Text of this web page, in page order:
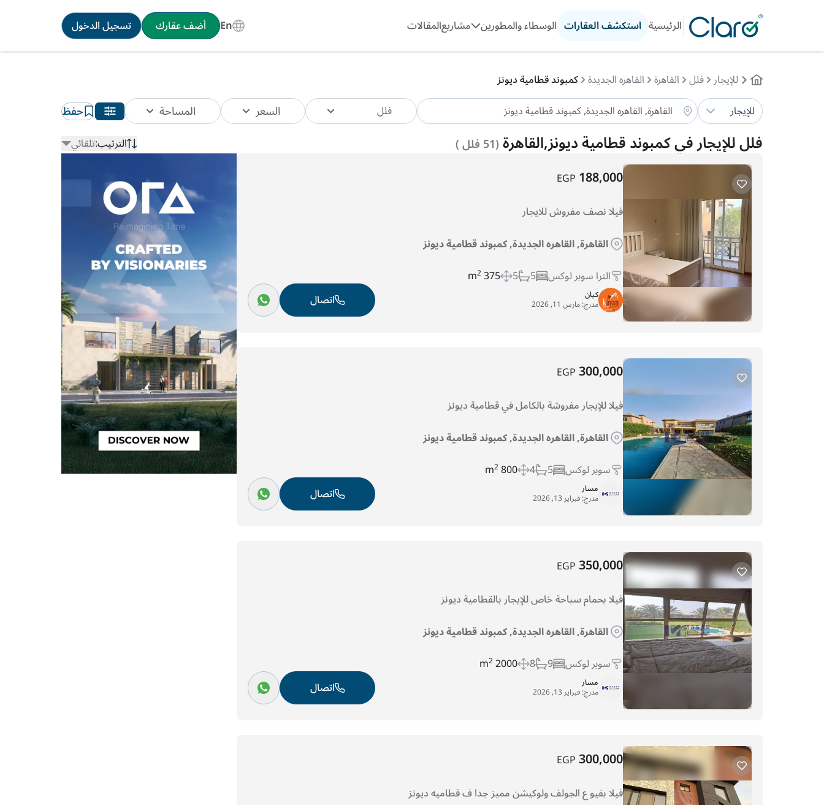
الرئيسية استكشف العقارات الوسطاء والمطورين مشاريعالمقالات En أضف عقارك تسجيل الدخول
للإيجار فلل القاهرة القاهره الجديدة كمبوند قطامية ديونز
للإيجار
فلل السعر المساحة حفظ
فلل للإيجار في كمبوند قطامية ديونز,القاهرة(51 فلل ) الترتيب:تلقائي
188,000
EGP
فيلا نصف مفروش للايجار
القاهرة, القاهره الجديدة, كمبوند قطامية ديونز
الترا سوبر لوكس 5
5
375 m
2
كيان
مدرج:مارس 11, 2026 اتصال
300,000
EGP
فيلا للإيجار مفروشة بالكامل في قطامية ديونز
القاهرة, القاهره الجديدة, كمبوند قطامية ديونز
سوبر لوكس 5
4
800 m
2
مسار
مدرج:فبراير 13, 2026 اتصال
350,000
EGP
فيلا بحمام سباحة خاص للإيجار بالقطامية ديونز
القاهرة, القاهره الجديدة, كمبوند قطامية ديونز
سوبر لوكس 9
8
2000 m
2
مسار
مدرج:فبراير 13, 2026 اتصال
300,000
EGP
فيلا بفيو ع الجولف ولوكيشن مميز جدا ف قطاميه ديونز